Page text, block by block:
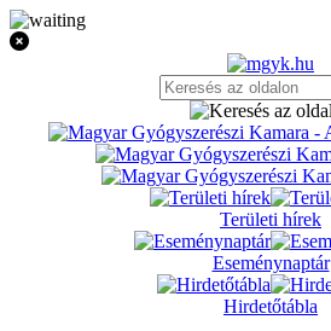
Területi hírek
Eseménynaptár
Hirdetőtábla